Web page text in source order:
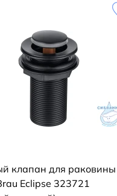
клапан для раковины
Eclipse 323721